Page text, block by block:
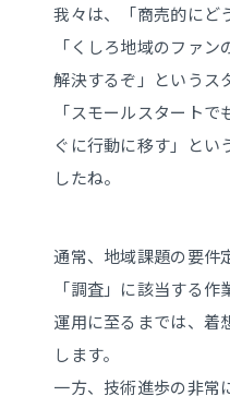
我々は、「商売的にど
「くしろ地域のファ
解決するぞ」というス
「スモールスタート
ぐに行動に移す」とい
したね。
通常、地域課題の要件
「調査」に該当する
運用に至るまでは、着
します。
一方、技術進歩の非常